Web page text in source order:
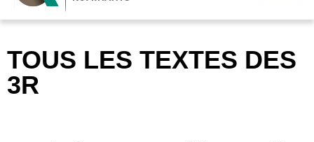
TOUS LES TEXTES DES
3R